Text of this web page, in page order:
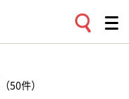
（50件）